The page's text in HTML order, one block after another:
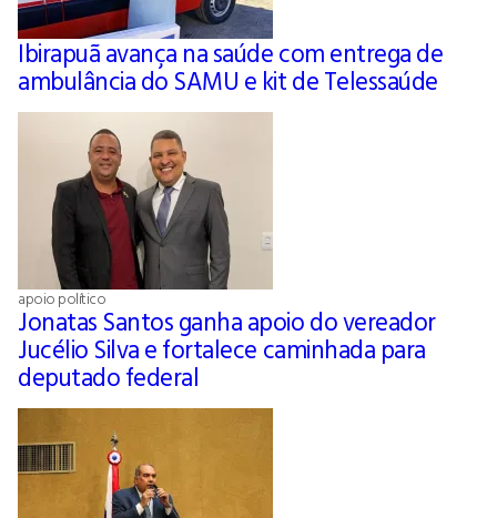
Ibirapuã avança na saúde com entrega de
ambulância do SAMU e kit de Telessaúde
apoio político
Jonatas Santos ganha apoio do vereador
Jucélio Silva e fortalece caminhada para
deputado federal